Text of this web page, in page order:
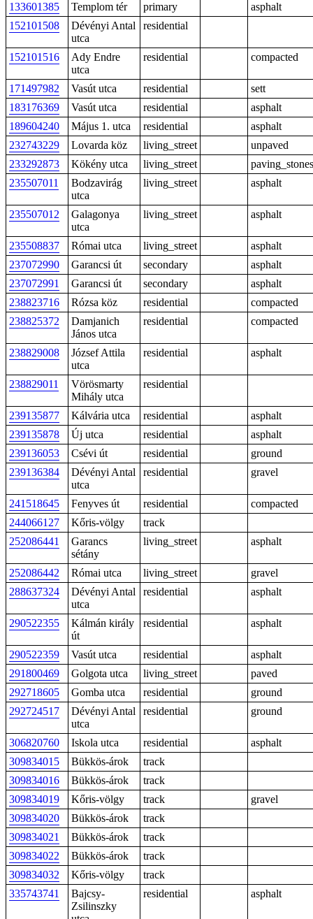
133601385
Templom tér primary
asphalt
152101508
Dévényi Antal
utca
residential
152101516
Ady Endre
utca
residential compacted
171497982 Vasút utca residential
sett
183176369
Vasút utca residential
asphalt
189604240
Május 1. utca residential
asphalt
232743229
Lovarda köz living_street
unpaved
233292873
Kökény utca living_street
paving_stones
235507011
Bodzavirág
utca
living_street asphalt
235507012
Galagonya
utca
living_street asphalt
235508837 Római utca living_street
asphalt
237072990
Garancsi út secondary
asphalt
237072991
Garancsi út secondary
asphalt
238823716
Rózsa köz residential
compacted
238825372
Damjanich
János utca
residential compacted
238829008
József Attila
utca
residential asphalt
238829011
Vörösmarty
Mihály utca
residential
239135877 Kálvária utca residential
asphalt
239135878
Új utca residential
asphalt
239136053
Csévi út residential
ground
239136384
Dévényi Antal
utca
residential gravel
241518645 Fenyves út residential
compacted
244066127
Kőris-völgy
track
252086441
Garancs
sétány
living_street asphalt
252086442 Római utca living_street
gravel
288637324
Dévényi Antal
utca
residential asphalt
290522355
Kálmán király
út
residential asphalt
290522359 Vasút utca residential
asphalt
291800469
Golgota utca living_street
paved
292718605
Gomba utca residential
ground
292724517
Dévényi Antal
utca
residential ground
306820760 Iskola utca residential
asphalt
309834015
Bükkös-árok
track
309834016
Bükkös-árok
track
309834019
Kőris-völgy track
gravel
309834020
Bükkös-árok
track
309834021
Bükkös-árok
track
309834022
Bükkös-árok
track
309834032
Kőris-völgy
track
335743741
Bajcsy-
Zsilinszky
residential asphalt